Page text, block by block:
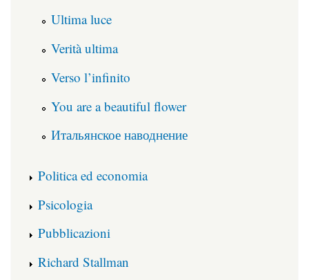
Ultima luce
Verità ultima
Verso l’infinito
You are a beautiful flower
Итальянское наводнение
Politica ed economia
Psicologia
Pubblicazioni
Richard Stallman